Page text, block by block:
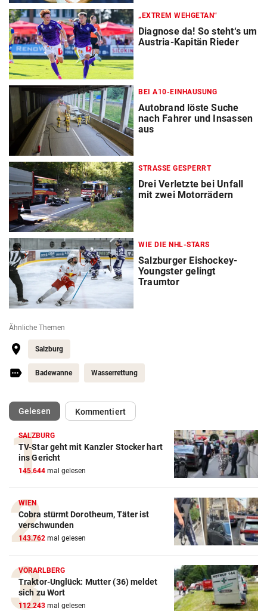
„EXTREM WEHGETAN“
Diagnose da! So steht‘s um
Austria-Kapitän Rieder
BEI A10-EINHAUSUNG
Autobrand löste Suche
nach Fahrer und Insassen
aus
STRASSE GESPERRT
Drei Verletzte bei Unfall
mit zwei Motorrädern
WIE DIE NHL-STARS
Salzburger Eishockey-
Youngster gelingt
Traumtor
Ähnliche Themen
Salzburg
Badewanne Wasserrettung
Gelesen(ausgewählt)Kommentiert
SALZBURG
TV-Star geht mit Kanzler Stocker hart
ins Gericht
145.644 mal gelesen
WIEN
Cobra stürmt Dorotheum, Täter ist
verschwunden
143.762 mal gelesen
VORARLBERG
Traktor-Unglück: Mutter (36) meldet
sich zu Wort
112.243 mal gelesen